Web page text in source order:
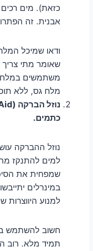
כזאת). מים
אבנית. זה הפתרון
ודאו שמיכל
שאומר מתי צריך
משתמשים במלח
מלח גס, ללא
כתמים.
נוזל ההברקה
למים להתנקז
שמפחית את
במינרלים
למנוע
חשוב להשתמש
תמיד מלא. רוב